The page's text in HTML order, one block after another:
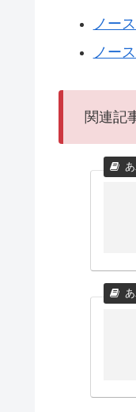
ノー
ノー
関連記